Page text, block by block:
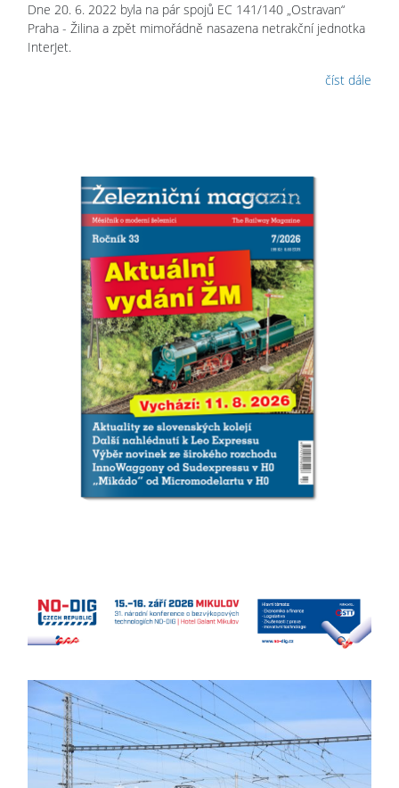
Dne 20. 6. 2022 byla na pár spojů EC 141/140 „Ostravan“
Praha - Žilina a zpět mimořádně nasazena netrakční jednotka
InterJet.
číst dále